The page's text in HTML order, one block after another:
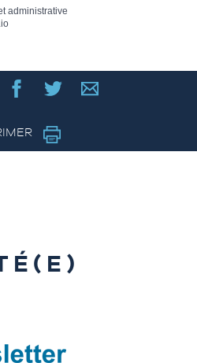
administrative